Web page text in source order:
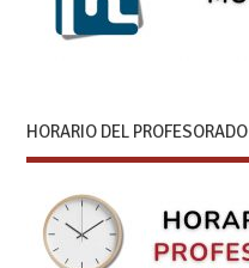
HORARIO DEL PROFESORADO